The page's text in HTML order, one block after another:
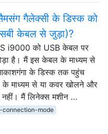
गैलेक्सी के डिस्क को
केबल से जुड़ा)?
i9000 को USB केबल पर
है। मैं इस केबल के माध्यम से
के डिस्क तक पहुंच
माध्यम से या कवर खोलने और
नहीं। मैं लिनेक्स मशीन …
connection-mode